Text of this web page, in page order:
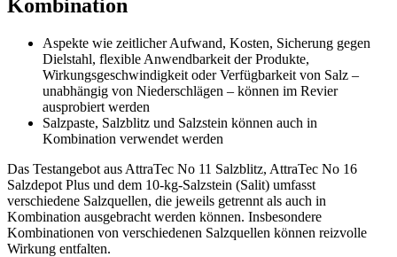
Kombination
Aspekte wie zeitlicher Aufwand, Kosten, Sicherung gegen
Dielstahl, flexible Anwendbarkeit der Produkte,
Wirkungsgeschwindigkeit oder Verfügbarkeit von Salz –
unabhängig von Niederschlägen – können im Revier
ausprobiert werden
Salzpaste, Salzblitz und Salzstein können auch in
Kombination verwendet werden
Das Testangebot aus AttraTec No 11 Salzblitz, AttraTec No 16
Salzdepot Plus und dem 10-kg-Salzstein (Salit) umfasst
verschiedene Salzquellen, die jeweils getrennt als auch in
Kombination ausgebracht werden können. Insbesondere
Kombinationen von verschiedenen Salzquellen können reizvolle
Wirkung entfalten.